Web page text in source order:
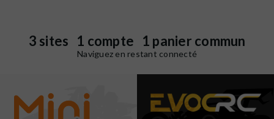
3 sites 1 compte 1 panier commun
Naviguez en restant connecté